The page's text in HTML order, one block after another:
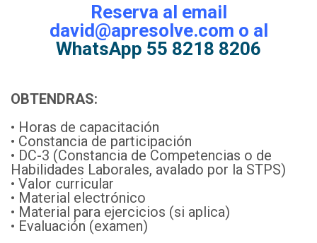
Reserva al email
david@apresolve.com o al
WhatsApp 55 8218 8206
OBTENDRAS:
• Horas de capacitación
• Constancia de participación
• DC-3 (Constancia de Competencias o de
Habilidades Laborales, avalado por la STPS)
• Valor curricular
• Material electrónico
• Material para ejercicios (si aplica)
• Evaluación (examen)